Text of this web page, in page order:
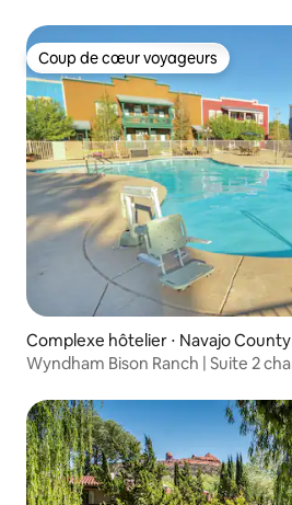
Coup de cœur voyageurs
Coup de cœur voyageurs
Complexe hôtelier ⋅ Navajo County
Wyndham Bison Ranch | Suite 2 chambres/2 salles de bain